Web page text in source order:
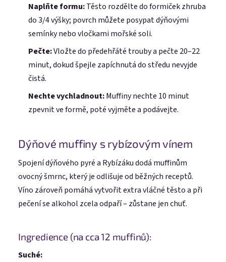
Naplňte formu:Těsto rozdělte do formiček zhruba
do 3/4 výšky; povrch můžete posypat dýňovými
semínky nebo vločkami mořské soli.
Pečte:Vložte do předehřáté trouby a pečte 20–22
minut, dokud špejle zapíchnutá do středu nevyjde
čistá.
Nechte vychladnout:Muffiny nechte 10 minut
zpevnit ve formě, poté vyjměte a podávejte.
Dýňové muffiny s rybízovým vínem
Spojení dýňového pyré a Rybízáku dodá muffinům
ovocný šmrnc, který je odlišuje od běžných receptů.
Víno zároveň pomáhá vytvořit extra vláčné těsto a při
pečení se alkohol zcela odpaří – zůstane jen chuť.
Ingredience (na cca 12 muffinů):
Suché: